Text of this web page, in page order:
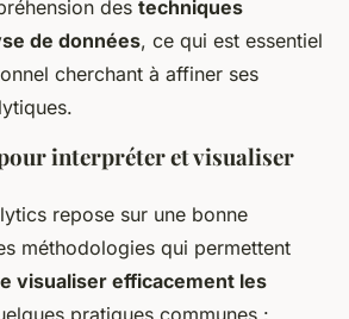
des techniques
de données, ce qui est essentiel
cherchant à affiner ses
interpréter et visualiser
repose sur une bonne
méthodologies qui permettent
visualiser efficacement les
pratiques communes :